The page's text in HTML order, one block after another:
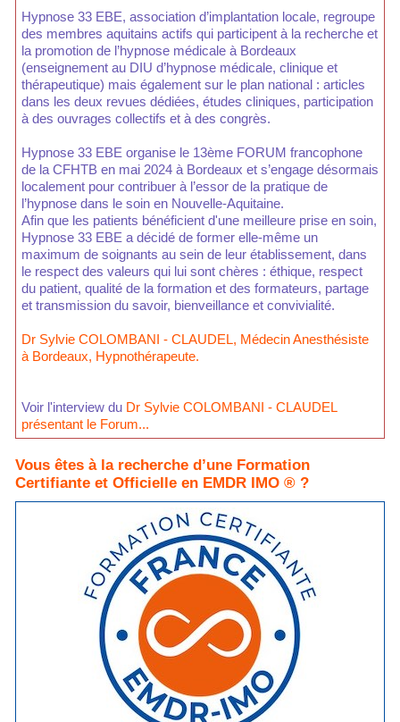
Hypnose 33 EBE, association d’implantation locale, regroupe
des membres aquitains actifs qui participent à la recherche et
la promotion de l’hypnose médicale à Bordeaux
(enseignement au DIU d’hypnose médicale, clinique et
thérapeutique) mais également sur le plan national : articles
dans les deux revues dédiées, études cliniques, participation
à des ouvrages collectifs et à des congrès.
Hypnose 33 EBE organise le 13ème FORUM francophone
de la CFHTB en mai 2024 à Bordeaux et s’engage désormais
localement pour contribuer à l’essor de la pratique de
l’hypnose dans le soin en Nouvelle-Aquitaine.
Afin que les patients bénéficient d'une meilleure prise en soin,
Hypnose 33 EBE a décidé de former elle-même un
maximum de soignants au sein de leur établissement, dans
le respect des valeurs qui lui sont chères : éthique, respect
du patient, qualité de la formation et des formateurs, partage
et transmission du savoir, bienveillance et convivialité.
Dr Sylvie COLOMBANI - CLAUDEL, Médecin Anesthésiste
à Bordeaux, Hypnothérapeute.
Voir l'interview du Dr Sylvie COLOMBANI - CLAUDEL
présentant le Forum...
Vous êtes à la recherche d’une Formation
Certifiante et Officielle en EMDR IMO ® ?